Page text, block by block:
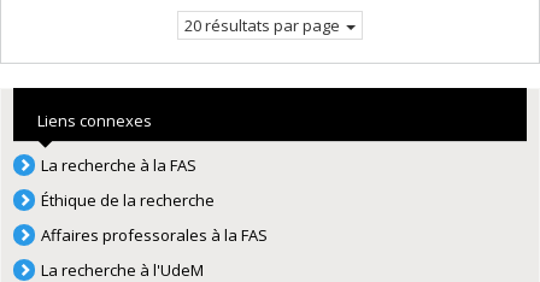
20 résultats par page
Liens connexes
La recherche à la FAS
Éthique de la recherche
Affaires professorales à la FAS
La recherche à l'UdeM